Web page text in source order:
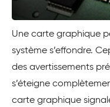
Une carte graphique
système s’effondre.
des avertissements
s’éteigne
carte graphique